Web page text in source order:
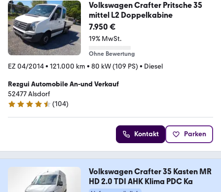
Volkswagen Crafter Pritsche 35
mittel L2 Doppelkabine
7.950 €
19% MwSt.
Ohne Bewertung
EZ 04/2014• 121.000 km • 80 kW (109 PS) • Diesel
Rezgui Automobile An-und Verkauf
52477 Alsdorf
4.7 Sterne
(104)
Kontakt Parken
Volkswagen Crafter 35 Kasten MR
HD 2.0 TDI AHK Klima PDC Ka